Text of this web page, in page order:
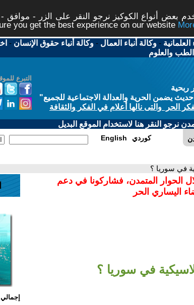
بعض أنواع الكوكيز نرجو النقر على الزر - موافق
you get the best experience on our website
العلمانية -وكالة أنباء العمال -وكالة أنباء حقوق الإنسان -
الطب والعلوم
التبرع
ربحية
يضمن الحرية والعدالة الاجتماعية للجميع"
الحر والتى نالها أعلام في الفكر والثقافة
نرجو النقر هنا لاستخدام الموقع البديل
English كوردي
في سوريا ؟
الحوار المتمدن، فشاركونا في دعم
اليساري الحر
في سوريا ؟
إجمالي